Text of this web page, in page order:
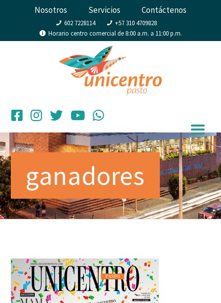
Nosotros Servicios Contáctenos
602 7228114
+57 310 4709828
Horario centro comercial de 8:00 a.m. a 11:00 p.m.
ganadores